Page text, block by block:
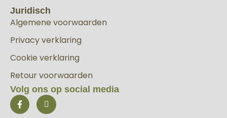
Juridisch
Algemene voorwaarden
Privacy verklaring
Cookie verklaring
Retour voorwaarden
Volg ons op social media